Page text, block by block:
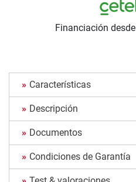
Financiación desde
Características
Descripción
Documentos
Condiciones de Garantía